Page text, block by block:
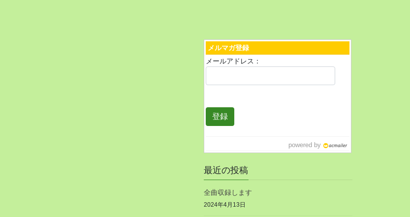
メルマガ登録
メールアドレス：
powered by
最近の投稿
全曲収録します
2024年4月13日